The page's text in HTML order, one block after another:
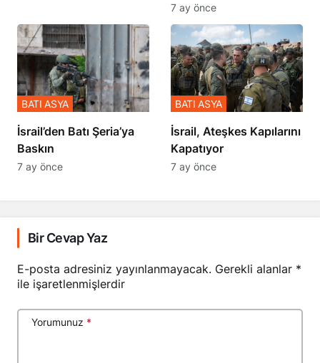
7 ay önce
​​​​​​​İsrail’den Batı Şeria’ya
Baskın
BATI ASYA
7 ay önce
İsrail, Ateşkes Kapılarını
Kapatıyor
BATI ASYA
7 ay önce
Bir Cevap Yaz
E-posta adresiniz yayınlanmayacak. Gerekli alanlar *
ile işaretlenmişlerdir
Yorumunuz *